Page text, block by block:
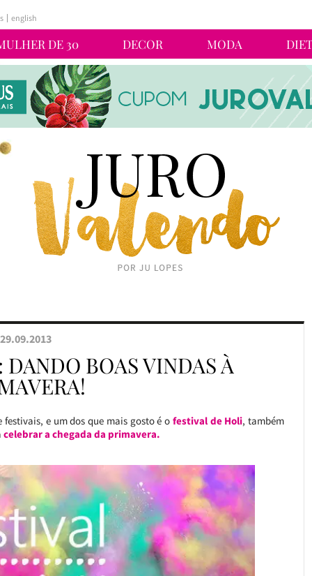
DE 30 DECOR MODA
english
29.09.2013
BOAS VINDAS À
festivais, e um dos que mais gosto é o festival de Holi, também
celebrar a chegada da primavera.